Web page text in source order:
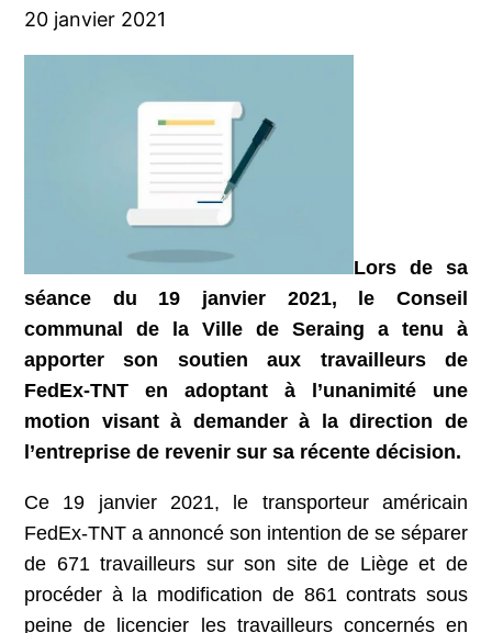
20 janvier 2021
Lors de sa
séance du 19 janvier 2021, le Conseil
communal de la Ville de Seraing a tenu à
apporter son soutien aux travailleurs de
FedEx-TNT en adoptant à l’unanimité une
motion visant à demander à la direction de
l’entreprise de revenir sur sa récente décision.
Ce 19 janvier 2021, le transporteur américain
FedEx-TNT a annoncé son intention de se séparer
de 671 travailleurs sur son site de Liège et de
procéder à la modification de 861 contrats sous
peine de licencier les travailleurs concernés en